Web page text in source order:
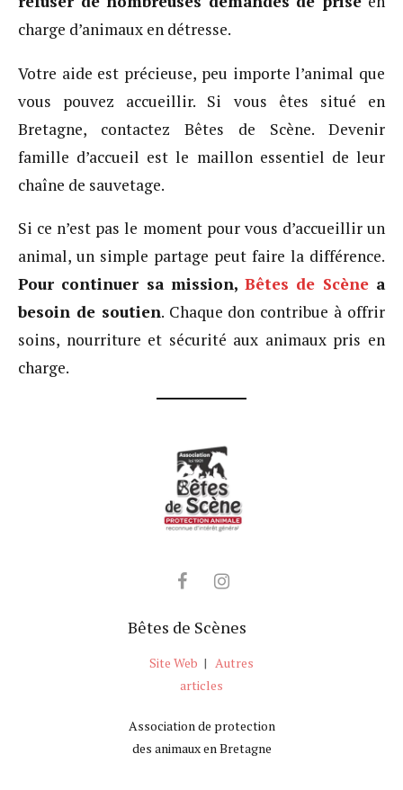
charge d’animaux en détresse.
Votre aide est précieuse, peu importe l’animal que
vous pouvez accueillir. Si vous êtes situé en
Bretagne, contactez Bêtes de Scène. Devenir
famille d’accueil est le maillon essentiel de leur
chaîne de sauvetage.
Si ce n’est pas le moment pour vous d’accueillir un
animal, un simple partage peut faire la différence.
Pour continuer sa mission,Bêtes de Scènea
besoin de soutien. Chaque don contribue à offrir
soins, nourriture et sécurité aux animaux pris en
charge.
Bêtes de Scènes
Site Web | Autres
articles
Association de protection
des animaux en Bretagne